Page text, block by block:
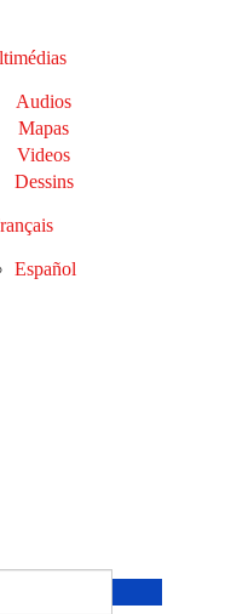
Audios
Mapas
Videos
Dessins
Español